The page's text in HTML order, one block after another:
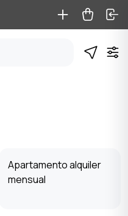
Apartamento alquiler
mensual